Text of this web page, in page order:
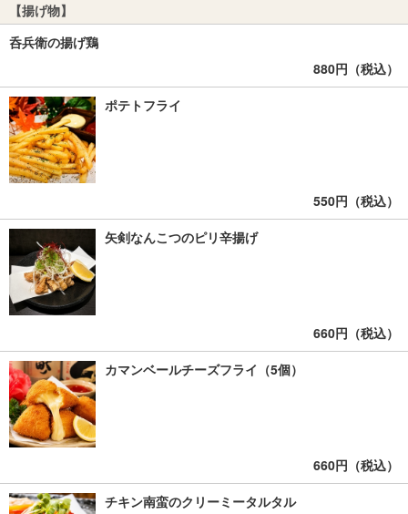
【揚げ物】
呑兵衛の揚げ鶏
880円（税込）
ポテトフライ
550円（税込）
矢剣なんこつのピリ辛揚げ
660円（税込）
カマンベールチーズフライ（5個）
660円（税込）
チキン南蛮のクリーミータルタル